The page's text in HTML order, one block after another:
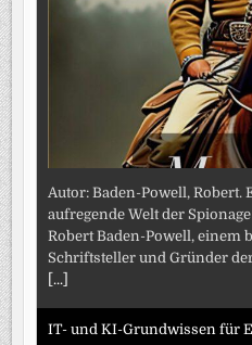
Autor: Baden-Powell, Robert.
aufregende Welt der
Robert Baden-Powell, einem
Schriftsteller und Gründer
[...]
IT- und KI-Grundwissen für